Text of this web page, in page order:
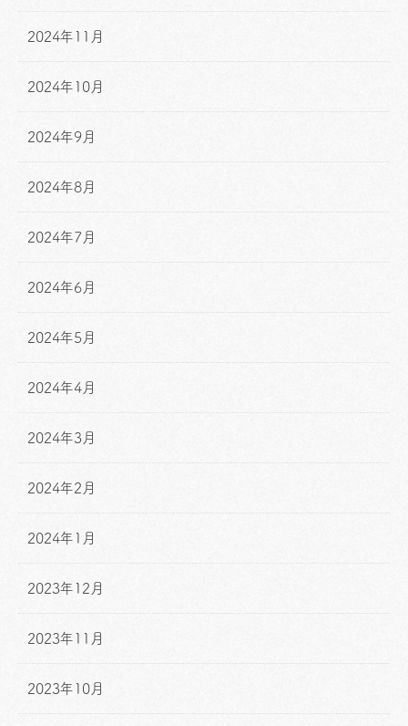
2024年11月
2024年10月
2024年9月
2024年8月
2024年7月
2024年6月
2024年5月
2024年4月
2024年3月
2024年2月
2024年1月
2023年12月
2023年11月
2023年10月